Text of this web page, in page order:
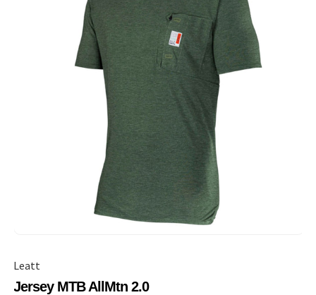
Leatt
Jersey MTB AllMtn 2.0